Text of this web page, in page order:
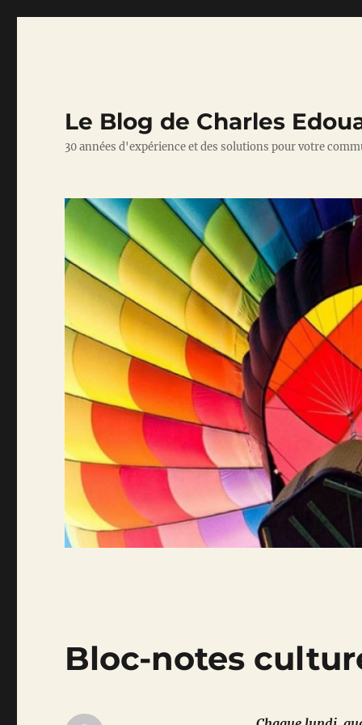
Le Blog de Charles
30 années d'expérience et des solutions pour votre
Bloc-notes